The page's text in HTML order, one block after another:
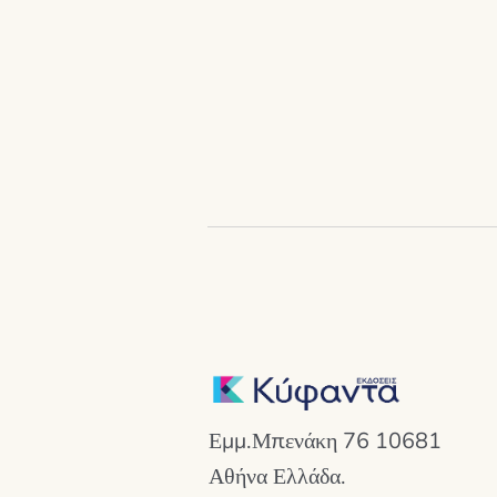
Εμμ.Μπενάκη 76 10681
Αθήνα Ελλάδα.